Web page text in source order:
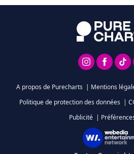
A propos de Purecharts | Mentions
Politique de protection des données |
Publicité |